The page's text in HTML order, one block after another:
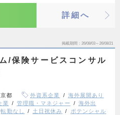
詳細へ
掲載期間 26/08/03～26/08/21
/保険サービスコンサル
都 外資系企業
海外展開あり
業 管理職・マネジャー
海外出
転勤なし 土日祝休み
ポテンシャル